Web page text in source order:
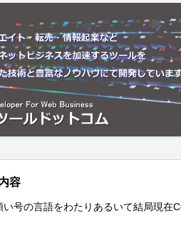
容
い号の言語をわたりあるいて結局現在